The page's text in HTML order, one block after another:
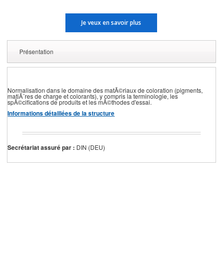
Je veux en savoir plus
Présentation
Normalisation dans le domaine des matÃ©riaux de coloration (pigments,
matiÃ¨res de charge et colorants), y compris la terminologie, les
spÃ©cifications de produits et les mÃ©thodes d'essai.
Informations détaillées de la structure
Secrétariat assuré par : DIN (DEU)